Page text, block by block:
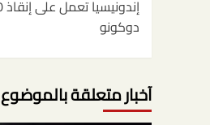
المقالات
دوكونو
آخبار متعلقة بالموضوع